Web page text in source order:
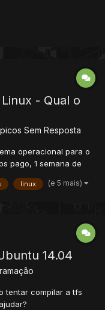
website.php on
- Qual o
Sem Resposta
operacional para o
pago, 1 semana de
sucesso nenhum,
linux (e 5 mais)
14.04
tentar compilar a tfs